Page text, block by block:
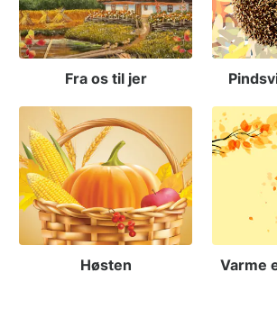
Fra os til jer
Høsten Varme